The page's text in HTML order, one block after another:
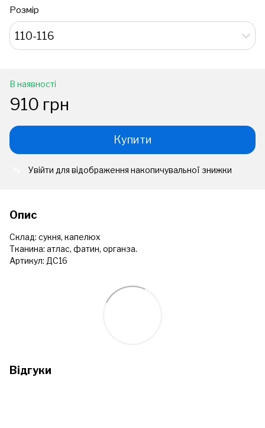
Розмір
110-116
В наявності
910 грн
Купити
Увійти для відображення накопичувальної знижки
Опис
Склад: сукня, капелюх
Тканина: атлас, фатин, органза.
Артикул: ДС16
Відгуки